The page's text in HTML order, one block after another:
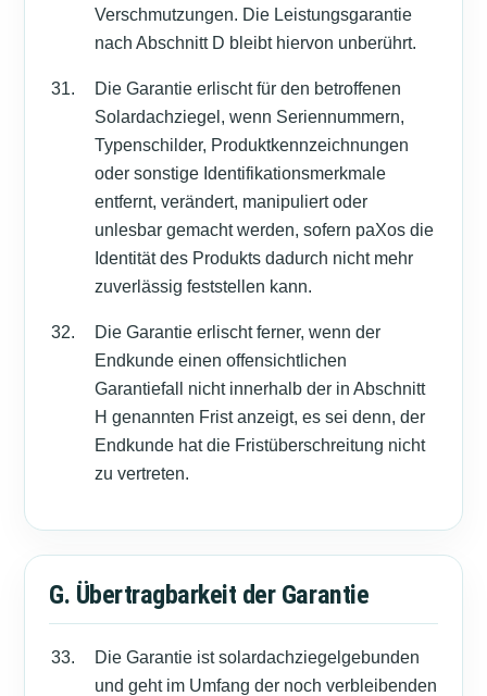
Verschmutzungen. Die Leistungsgarantie
nach Abschnitt D bleibt hiervon unberührt.
Die Garantie erlischt für den betroffenen
Solardachziegel, wenn Seriennummern,
Typenschilder, Produktkennzeichnungen
oder sonstige Identifikationsmerkmale
entfernt, verändert, manipuliert oder
unlesbar gemacht werden, sofern paXos die
Identität des Produkts dadurch nicht mehr
zuverlässig feststellen kann.
Die Garantie erlischt ferner, wenn der
Endkunde einen offensichtlichen
Garantiefall nicht innerhalb der in Abschnitt
H genannten Frist anzeigt, es sei denn, der
Endkunde hat die Fristüberschreitung nicht
zu vertreten.
G. Übertragbarkeit der Garantie
Die Garantie ist solardachziegelgebunden
und geht im Umfang der noch verbleibenden